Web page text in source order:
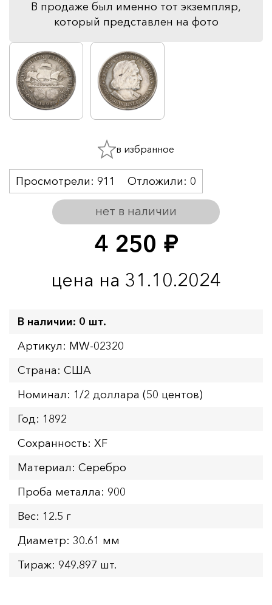
В продаже был именно тот экземпляр,
который представлен на фото
4 250 руб.
цена на 31.10.2024
нет в наличии
Просмотрели: 911 Отложили: 0
в избранное
В наличии: 0 шт.
Артикул: MW-02320
Страна: США
Номинал: 1/2 доллара (50 центов)
Год: 1892
Сохранность: XF
Материал: Серебро
Проба металла: 900
Вес: 12.5 г
Диаметр: 30.61 мм
Тираж: 949.897 шт.